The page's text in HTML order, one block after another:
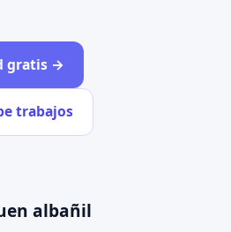
gratis →
trabajos
albañil